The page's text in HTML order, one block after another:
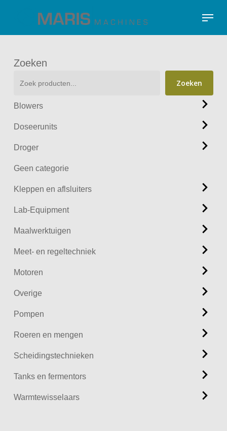
main
Menu
Zoeken
Zoeken
Blowers
Doseerunits
Droger
Geen categorie
Kleppen en aflsluiters
Lab-Equipment
Maalwerktuigen
Meet- en regeltechniek
Motoren
Overige
Pompen
Roeren en mengen
Scheidingstechnieken
Tanks en fermentors
Warmtewisselaars
Close